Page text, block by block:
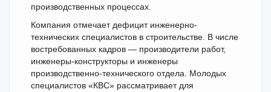
производственных процессах.
Компания отмечает дефицит инженерно-
технических специалистов в строительстве. В числе
востребованных кадров — производители работ,
инженеры-конструкторы и инженеры
производственно-технического отдела. Молодых
специалистов «КВС» рассматривает для